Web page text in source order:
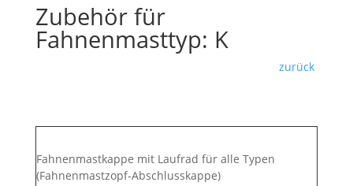
Zubehör für
Fahnenmasttyp: K
zurück
Fahnenmastkappe mit Laufrad für alle Typen
(Fahnenmastzopf-Abschlusskappe)